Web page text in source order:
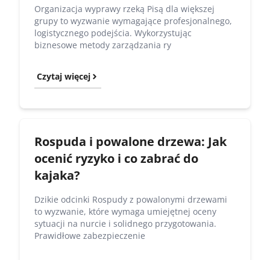
Organizacja wyprawy rzeką Pisą dla większej
grupy to wyzwanie wymagające profesjonalnego,
logistycznego podejścia. Wykorzystując
biznesowe metody zarządzania ry
Czytaj więcej
Rospuda i powalone drzewa: Jak
ocenić ryzyko i co zabrać do
kajaka?
Dzikie odcinki Rospudy z powalonymi drzewami
to wyzwanie, które wymaga umiejętnej oceny
sytuacji na nurcie i solidnego przygotowania.
Prawidłowe zabezpieczenie